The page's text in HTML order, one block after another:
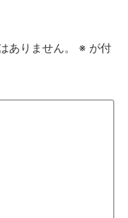
ありません。 ※ が付